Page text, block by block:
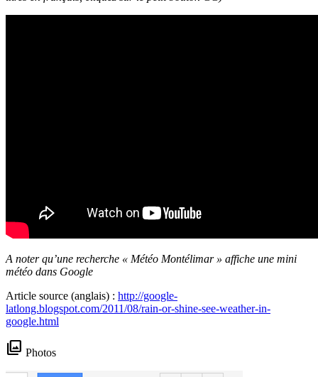
A noter qu’une recherche « Météo Montélimar » affiche une mini
météo dans Google
Article source (anglais) : http://google-
latlong.blogspot.com/2011/08/rain-or-shine-see-weather-in-
google.html
photo_library Photos